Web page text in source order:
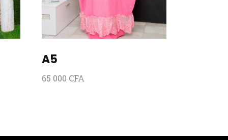
A5
65 000 CFA